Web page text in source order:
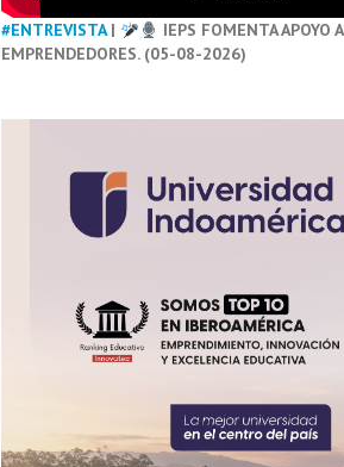
#ENTREVISTA|
IEPS FOMENTA APOYO A
EMPRENDEDORES. (05-08-2026)